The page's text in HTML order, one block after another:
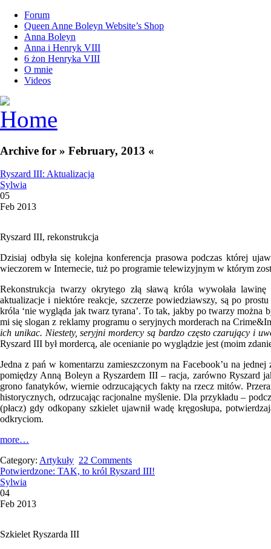
Forum
Queen Anne Boleyn Website’s Shop
Anna Boleyn
Anna i Henryk VIII
6 żon Henryka VIII
O mnie
Videos
Archive for » February, 2013 «
Ryszard III: Aktualizacja
Sylwia
05
Feb 2013
Ryszard III, rekonstrukcja
Dzisiaj odbyła się kolejna konferencja prasowa podczas której
wieczorem w Internecie, tuż po programie telewizyjnym w którym
Rekonstrukcja twarzy okrytego złą sławą króla wywołała
aktualizacje i niektóre reakcje, szczerze powiedziawszy, są po
króla ‘nie wygląda jak twarz tyrana’. To tak, jakby po twarzy można
mi się slogan z reklamy programu o seryjnych morderach na
ich unikac. Niestety, seryjni mordercy są bardzo często czarujący i
Ryszard III był mordercą, ale ocenianie po wyglądzie jest (moim
Jedna z pań w komentarzu zamieszczonym na Facebook’u na
pomiędzy Anną Boleyn a Ryszardem III – racja, zarówno Ryszard
grono fanatyków, wiernie odrzucających fakty na rzecz mitów.
historycznych, odrzucając racjonalne myślenie. Dla przykładu –
(płacz) gdy odkopany szkielet ujawnił wadę kręgosłupa,
odkryciom.
more…
Category: Artykuły 22 Comments
Potwierdzone: TAK, to król Ryszard III!
Sylwia
04
Feb 2013
Szkielet Ryszarda III